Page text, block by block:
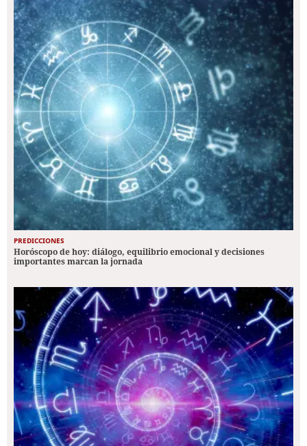
PREDICCIONES
Horóscopo de hoy: diálogo, equilibrio emocional y decisiones
importantes marcan la jornada